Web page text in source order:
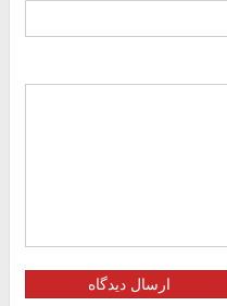
ارسال دیدگاه